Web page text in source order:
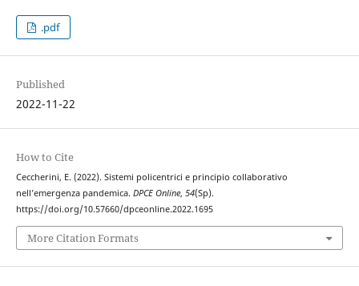
.pdf
Published
2022-11-22
How to Cite
Ceccherini, E. (2022). Sistemi policentrici e principio collaborativo
nell’emergenza pandemica. DPCE Online, 54(Sp).
https://doi.org/10.57660/dpceonline.2022.1695
More Citation Formats